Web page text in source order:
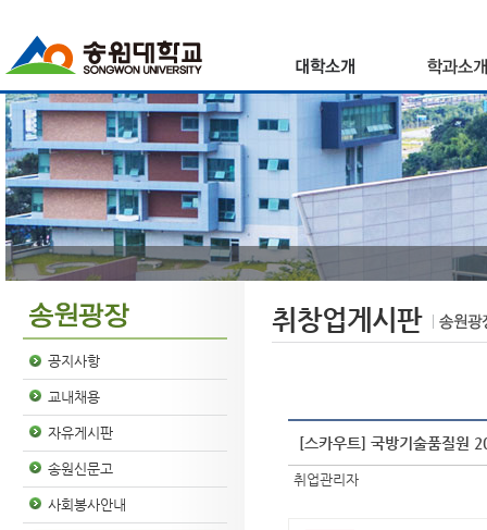
공지사항
교내채용
자유게시판
송원신문고
사회봉사안내
취창업게시판
[스카우트] 국방기술품질원
취업관리자